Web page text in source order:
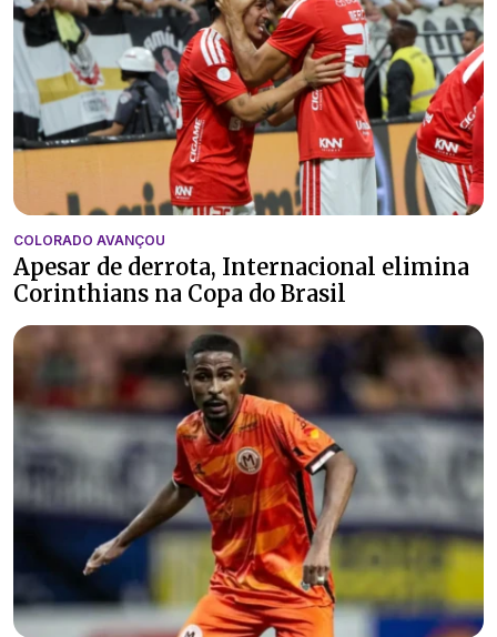
COLORADO AVANÇOU
Apesar de derrota, Internacional elimina
Corinthians na Copa do Brasil